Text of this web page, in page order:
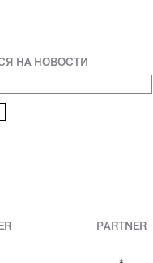
НА НОВОСТИ
PARTNER